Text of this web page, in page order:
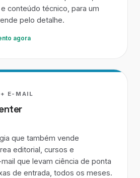
conteúdo técnico, para um
pelo detalhe.
agora
E-MAIL
que também vende
editorial, cursos e
que levam ciência de ponta
de entrada, todos os meses.